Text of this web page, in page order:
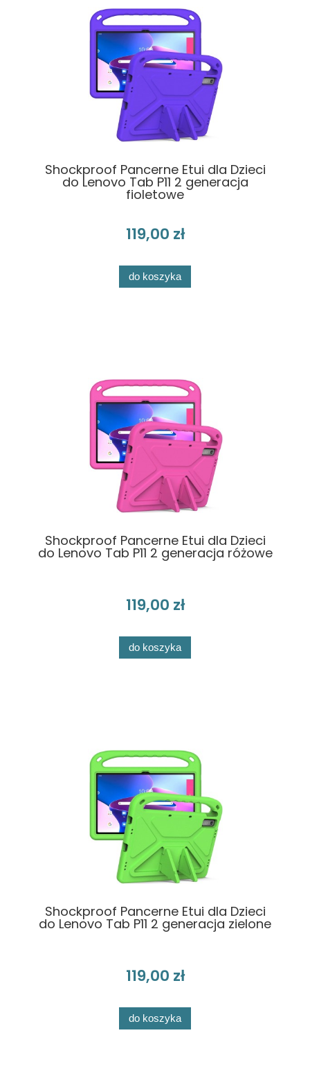
Shockproof Pancerne Etui dla Dzieci
do Lenovo Tab P11 2 generacja
fioletowe
119,00 zł
do koszyka
Shockproof Pancerne Etui dla Dzieci
do Lenovo Tab P11 2 generacja różowe
119,00 zł
do koszyka
Shockproof Pancerne Etui dla Dzieci
do Lenovo Tab P11 2 generacja zielone
119,00 zł
do koszyka